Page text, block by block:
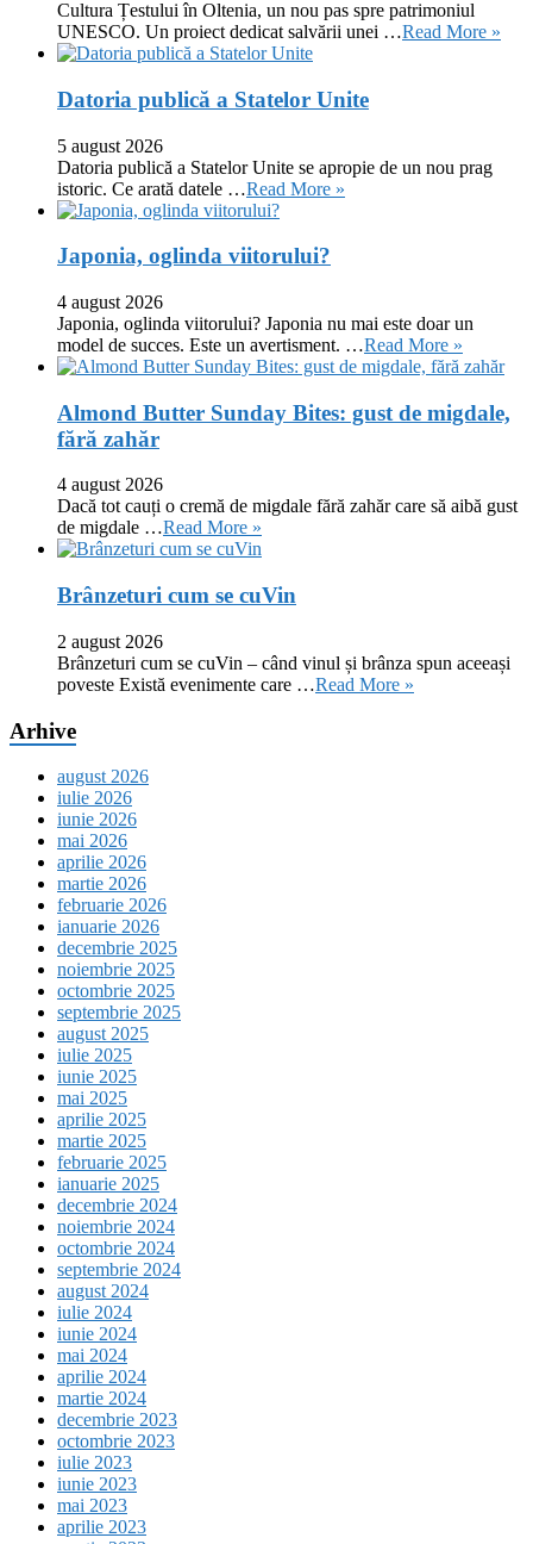
Cultura Țestului în Oltenia, un nou pas spre patrimoniul
UNESCO. Un proiect dedicat salvării unei …Read More »
Datoria publică a Statelor Unite
5 august 2026
Datoria publică a Statelor Unite se apropie de un nou prag
istoric. Ce arată datele …Read More »
Japonia, oglinda viitorului?
4 august 2026
Japonia, oglinda viitorului? Japonia nu mai este doar un
model de succes. Este un avertisment. …Read More »
Almond Butter Sunday Bites: gust de migdale,
fără zahăr
4 august 2026
Dacă tot cauți o cremă de migdale fără zahăr care să aibă gust
de migdale …Read More »
Brânzeturi cum se cuVin
2 august 2026
Brânzeturi cum se cuVin – când vinul și brânza spun aceeași
poveste Există evenimente care …Read More »
Arhive
august 2026
iulie 2026
iunie 2026
mai 2026
aprilie 2026
martie 2026
februarie 2026
ianuarie 2026
decembrie 2025
noiembrie 2025
octombrie 2025
septembrie 2025
august 2025
iulie 2025
iunie 2025
mai 2025
aprilie 2025
martie 2025
februarie 2025
ianuarie 2025
decembrie 2024
noiembrie 2024
octombrie 2024
septembrie 2024
august 2024
iulie 2024
iunie 2024
mai 2024
aprilie 2024
martie 2024
decembrie 2023
octombrie 2023
iulie 2023
iunie 2023
mai 2023
aprilie 2023